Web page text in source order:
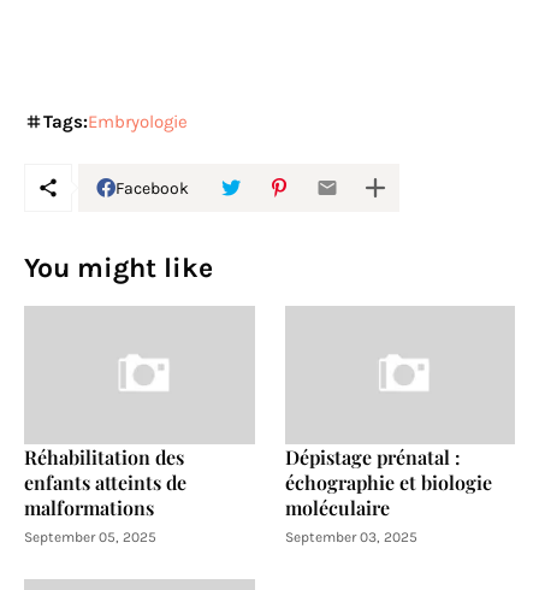
Tags:Embryologie
Facebook
You might like
Réhabilitation des
enfants atteints de
malformations
September 05, 2025
Dépistage prénatal :
échographie et biologie
moléculaire
September 03, 2025